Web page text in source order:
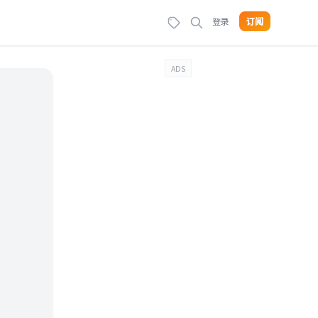
登录 订阅
ADS